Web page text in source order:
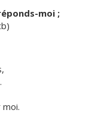
moi ;